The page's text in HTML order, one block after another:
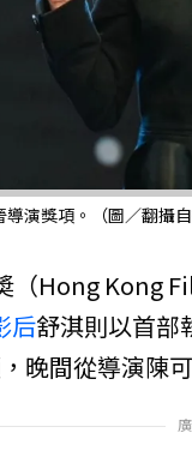
演獎項。（圖／翻攝自
（Hong Kong
后舒淇則以首部
晚間從導演陳